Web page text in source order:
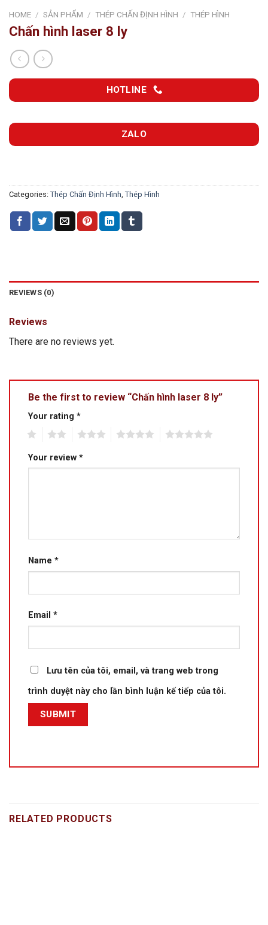
HOME / SẢN PHẨM / THÉP CHẤN ĐỊNH HÌNH / THÉP HÌNH
Chấn hình laser 8 ly
HOTLINE
ZALO
Categories: Thép Chấn Định Hình, Thép Hình
REVIEWS (0)
Reviews
There are no reviews yet.
Be the first to review “Chấn hình laser 8 ly”
Your rating *
Your review *
Name *
Email *
Lưu tên của tôi, email, và trang web trong
trình duyệt này cho lần bình luận kế tiếp của tôi.
RELATED PRODUCTS